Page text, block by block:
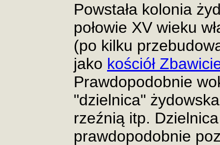
Powstała kolonia
połowie XV wieku
(po kilku
jako kościół
Prawdopodobnie
"dzielnica"
rzeźnią itp.
prawdopodobnie